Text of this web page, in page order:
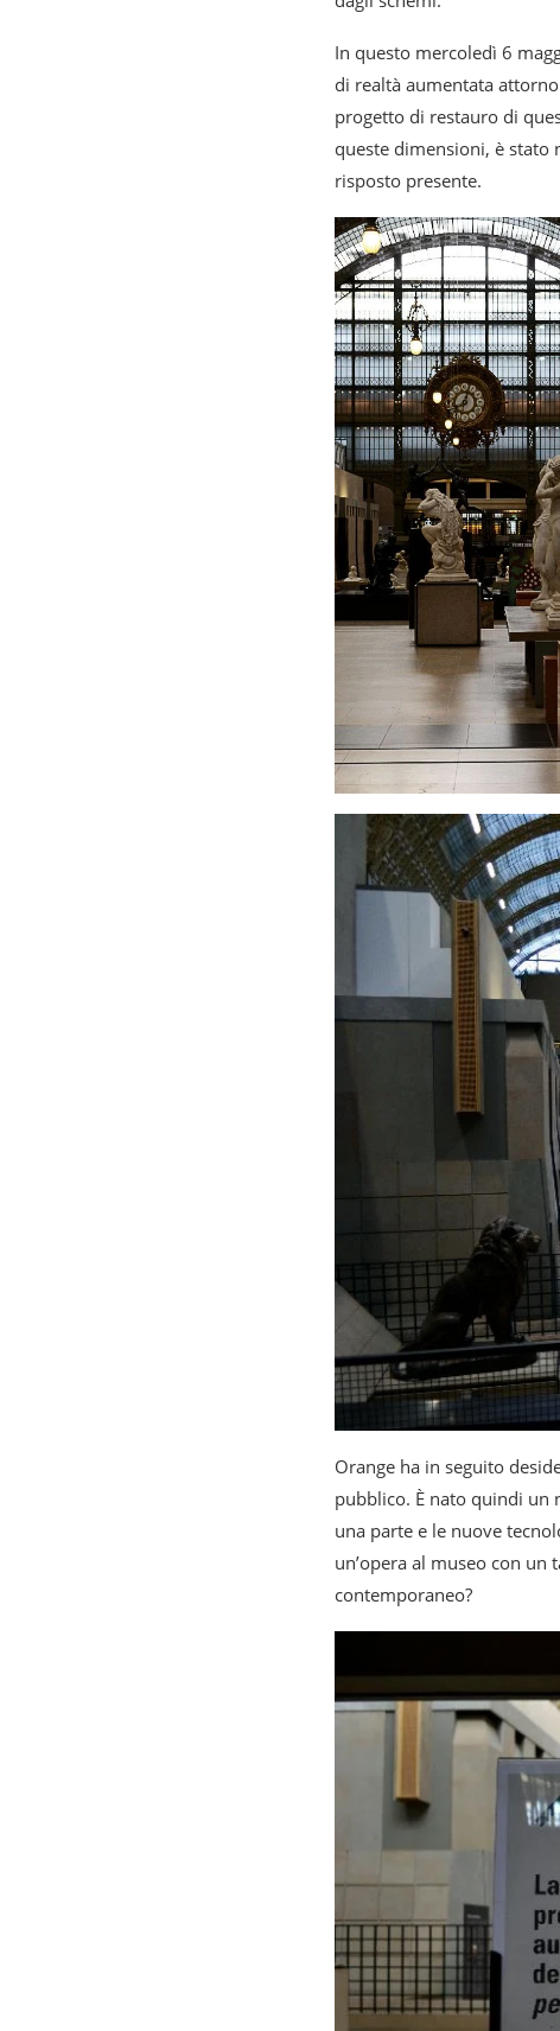
In questo mercoledì 6
di realtà aumentata
progetto di restauro di
queste dimensioni, è stato
risposto presente.
Orange ha in seguito
pubblico. È nato quindi un
una parte e le nuove
un’opera al museo con un
contemporaneo?